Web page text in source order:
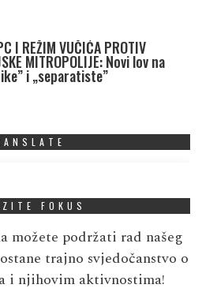
I REŽIM VUČIĆA PROTIV
MITROPOLIJE: Novi lov na
i „separatiste”
FOKUS
možete podržati rad našeg
trajno svjedočanstvo o
i njihovim aktivnostima!